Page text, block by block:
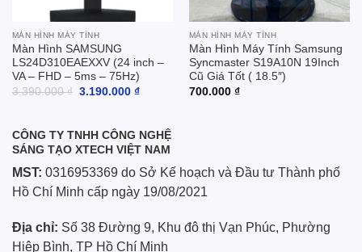
MÀN HÌNH MÁY TÍNH
Màn Hình SAMSUNG
LS24D310EAEXXV (24 inch –
VA – FHD – 5ms – 75Hz)
3.390.000₫ Giá
3.190.000 ₫Giá
3.190.000 ₫.
MÀN HÌNH MÁY TÍNH
Màn Hình Máy Tính Samsung
Syncmaster S19A10N 19Inch
Cũ Giá Tốt ( 18.5″)
700.000 ₫
₫.
CÔNG TY TNHH CÔNG NGHỆ
SÁNG TẠO XTECH VIỆT NAM
MST: 0316953369 do Sở Kế hoạch và Đầu tư Thành phố
Hồ Chí Minh cấp ngày 19/08/2021
Địa chỉ: Số 38 Đường 9, Khu đô thị Vạn Phúc, Phường
Hiệp Bình, TP Hồ Chí Minh